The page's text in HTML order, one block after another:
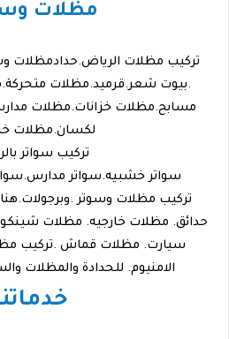
مظلات
تركيب مظلات الرياض.حدادمظلات
.بيوت شعر.قرميد.مظلات
مسابح.مظلات خزانات.مظلات
لكسان.مظلات
تركيب سواتر
سواتر خشبيه.سواتر
تركيب مظلات وسوتر
حدائق. مظلات خارجيه. مظلات
سيارت. مظلات قماش .تركيب
الامنيوم. للحدادة والمظلات